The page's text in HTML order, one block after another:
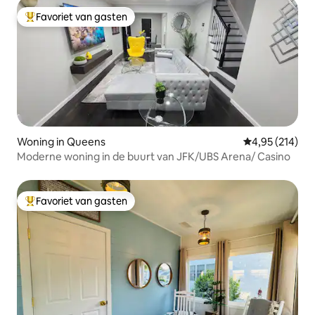
Topfavoriet van gasten
Favoriet van gasten
Woning in Queens Gemiddelde
4,95 (214)
Moderne woning in de buurt van JFK/UBS Arena/ Casino
Topfavoriet van gasten
Favoriet van gasten